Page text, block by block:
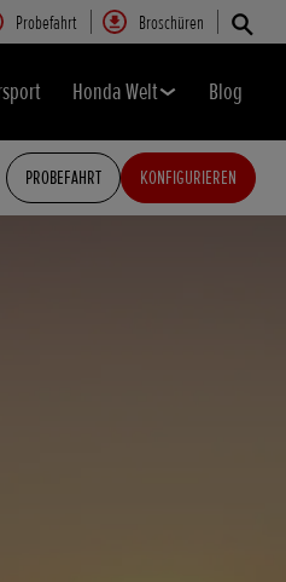
Probefahrt Broschüren
Honda Welt Blog
PROBEFAHRT KONFIGURIEREN